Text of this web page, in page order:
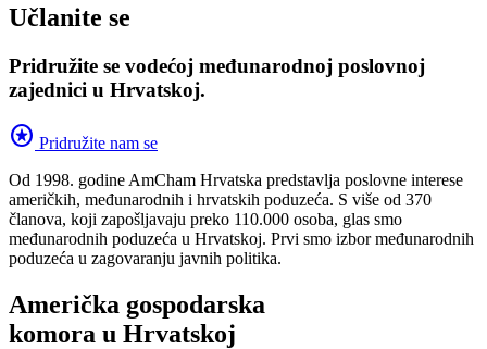
Učlanite se
Pridružite se vodećoj međunarodnoj poslovnoj
zajednici u Hrvatskoj.
stars Pridružite nam se
Od 1998. godine AmCham Hrvatska predstavlja poslovne interese
američkih, međunarodnih i hrvatskih poduzeća. S više od 370
članova, koji zapošljavaju preko 110.000 osoba, glas smo
međunarodnih poduzeća u Hrvatskoj. Prvi smo izbor međunarodnih
poduzeća u zagovaranju javnih politika.
Američka gospodarska
komora u Hrvatskoj